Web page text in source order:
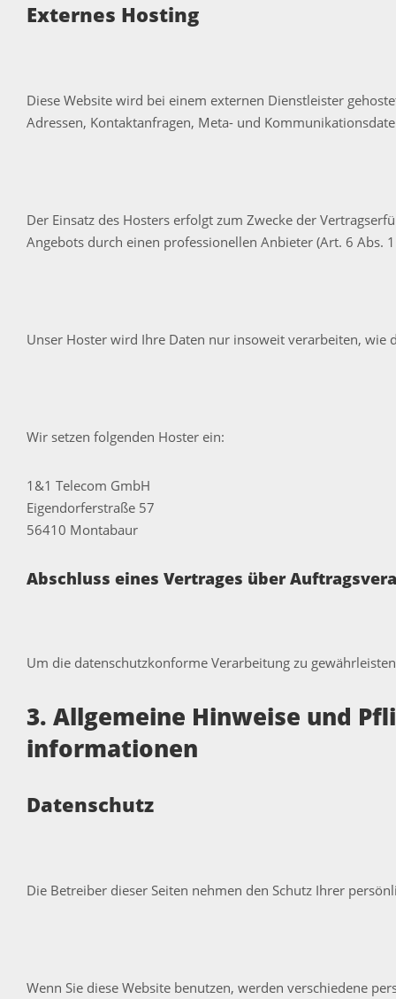
Externes Hosting
Diese Website wird bei einem externen Dienstleister
Adressen, Kontaktanfragen, Meta- und
Der Einsatz des Hosters erfolgt zum Zwecke der
Angebots durch einen professionellen Anbieter (Art. 6 Abs.
Unser Hoster wird Ihre Daten nur insoweit verarbeiten, wie
Wir setzen folgenden Hoster ein:
1&1 Telecom GmbH
Eigendorferstraße 57
56410 Montabaur
Abschluss eines Vertrages über
Um die datenschutzkonforme Verarbeitung zu
3. Allgemeine Hinweise und
informationen
Datenschutz
Die Betreiber dieser Seiten nehmen den Schutz Ihrer
Wenn Sie diese Website benutzen, werden verschiedene